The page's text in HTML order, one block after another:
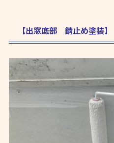
【出窓底部 錆止め塗装】